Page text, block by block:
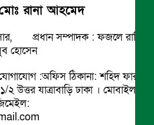
রানা আহমেদ
প্রধান সম্পাদক : ফজলে রাব্বি
হোসেন
:অফিস ঠিকানা: শহিদ ফারুক
উত্তর যাত্রাবাড়ি ঢাকা । মোবাইল